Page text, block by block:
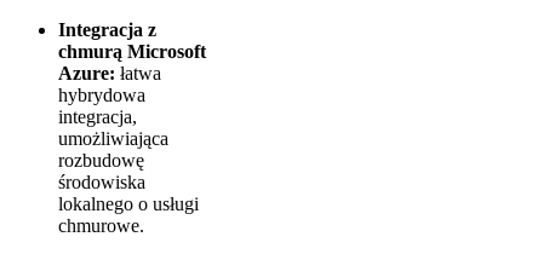
Integracja z
chmurą Microsoft
Azure: łatwa
hybrydowa
integracja,
umożliwiająca
rozbudowę
środowiska
lokalnego o usługi
chmurowe.